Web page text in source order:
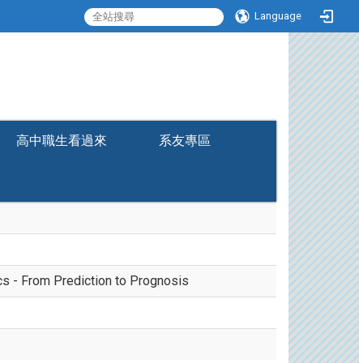
Language
高中職生看過來 系友專區
- From Prediction to Prognosis